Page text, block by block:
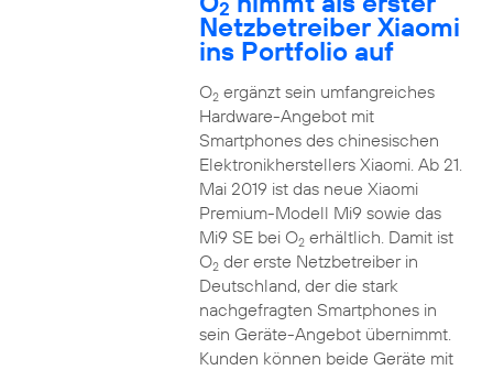
2
Netzbetreiber Xiaomi
ins Portfolio auf
O2ergänzt sein umfangreiches
Hardware-Angebot mit
Smartphones des chinesischen
Elektronikherstellers Xiaomi. Ab 21.
Mai 2019 ist das neue Xiaomi
Premium-Modell Mi9 sowie das
Mi9 SE bei O2erhältlich. Damit ist
O2der erste Netzbetreiber in
Deutschland, der die stark
nachgefragten Smartphones in
sein Geräte-Angebot übernimmt.
Kunden können beide Geräte mit